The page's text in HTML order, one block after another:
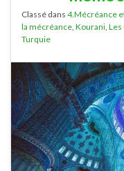
Classé dans 4.Mécréance
la mécréance Kourani Les
Turquie